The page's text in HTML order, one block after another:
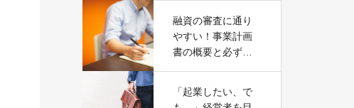
融資の審査に通り
やすい！事業計画
書の概要と必ず記
「起業したい、で